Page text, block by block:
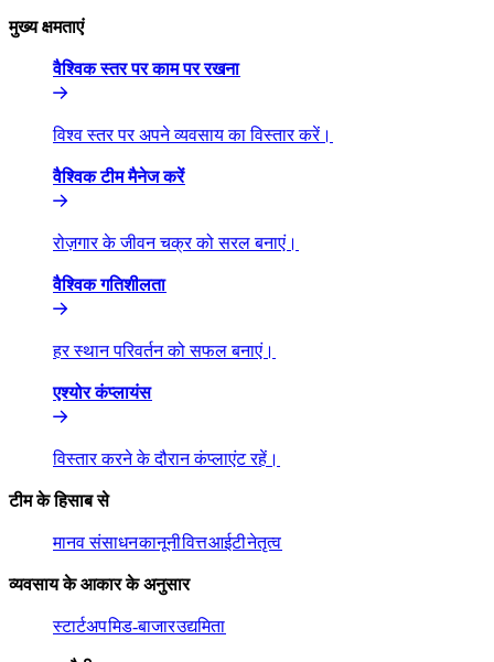
मुख्य क्षमताएं​​
वैश्विक स्तर पर काम पर रखना​​
विश्व स्तर पर अपने व्यवसाय का विस्तार करें।​​
वैश्विक टीम मैनेज करें​​
रोज़गार के जीवन चक्र को सरल बनाएं।​​
वैश्विक गतिशीलता​​
हर स्थान परिवर्तन को सफल बनाएं।​​
एश्योर कंप्लायंस​​
विस्तार करने के दौरान कंप्लाएंट रहें।​​
टीम के हिसाब से​​
मानव संसाधन​​कानूनी​​वित्त​​आईटी​​नेतृत्व​​
व्यवसाय के आकार के अनुसार​​
स्टार्टअप​​मिड-बाजार​​उद्यमिता​​